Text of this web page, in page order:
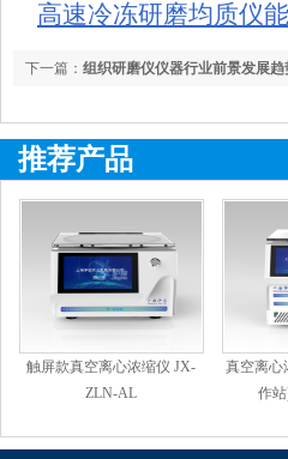
高速冷冻研磨均质仪
下一篇： 组织研磨仪仪器行业前景发展趋
推荐产品
触屏款真空离心浓缩仪 JX-
ZLN-AL
真空离心
作